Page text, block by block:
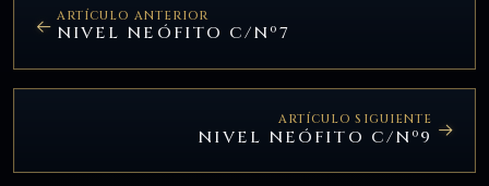
ARTÍCULO ANTERIOR
NIVEL NEÓFITO C/Nº7
ARTÍCULO SIGUIENTE
NIVEL NEÓFITO C/Nº9